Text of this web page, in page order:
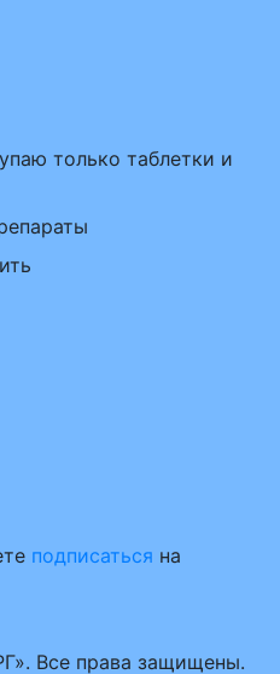
только таблетки и
подписаться на
Все права защищены.